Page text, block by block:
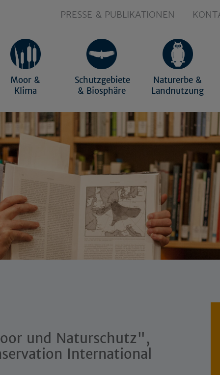
PRESSE & PUBLIKATIONEN
Moor &
Klima
Schutzgebiete
& Biosphäre
Naturerbe &
Landnutzung
und Naturschutz",
International